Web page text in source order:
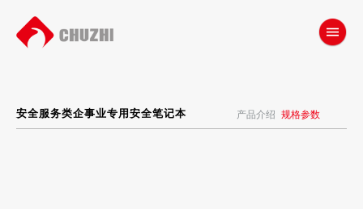
安全服务类企事业专用安全笔记本 产品介绍 规格参数